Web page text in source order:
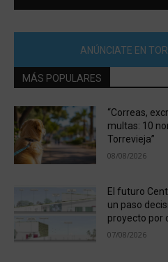
ANÚNCIATE EN
MÁS POPULARES
“Correas,
multas: 10
Torrevieja”
08/08/2026
El futuro
un paso
proyecto por
07/08/2026